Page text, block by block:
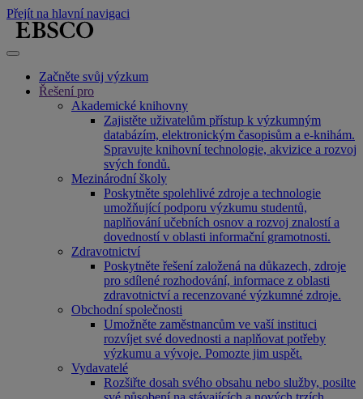
Přejít na hlavní navigaci
Začněte svůj výzkum
Řešení pro
Akademické knihovny
Zajistěte uživatelům přístup k výzkumným
databázím, elektronickým časopisům a e-knihám.
Spravujte knihovní technologie, akvizice a rozvoj
svých fondů.
Mezinárodní školy
Poskytněte spolehlivé zdroje a technologie
umožňující podporu výzkumu studentů,
naplňování učebních osnov a rozvoj znalostí a
dovedností v oblasti informační gramotnosti.
Zdravotnictví
Poskytněte řešení založená na důkazech, zdroje
pro sdílené rozhodování, informace z oblasti
zdravotnictví a recenzované výzkumné zdroje.
Obchodní společnosti
Umožněte zaměstnancům ve vaší instituci
rozvíjet své dovednosti a naplňovat potřeby
výzkumu a vývoje. Pomozte jim uspět.
Vydavatelé
Rozšiřte dosah svého obsahu nebo služby, posilte